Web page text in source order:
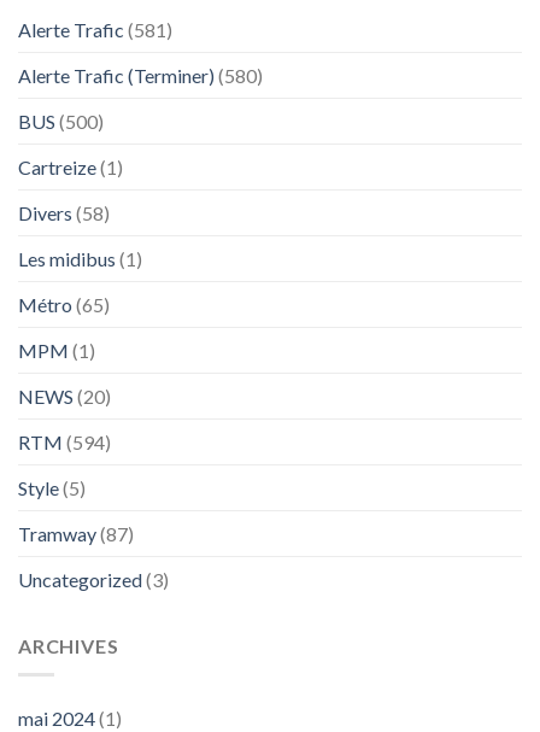
Alerte Trafic (581)
Alerte Trafic (Terminer) (580)
BUS (500)
Cartreize(1)
Divers (58)
Les midibus (1)
Métro (65)
MPM (1)
NEWS (20)
RTM (594)
Style(5)
Tramway(87)
Uncategorized(3)
ARCHIVES
mai 2024(1)